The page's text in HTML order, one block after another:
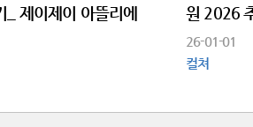
제이제이 아뜰리에
원 2026
26-01-01
컬쳐